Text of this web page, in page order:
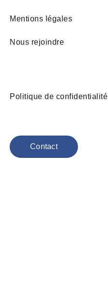
Mentions légales
Nous rejoindre
Politique de confidentialité
Contact